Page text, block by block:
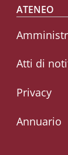
ATENEO
Atti di
Privacy
Annuario